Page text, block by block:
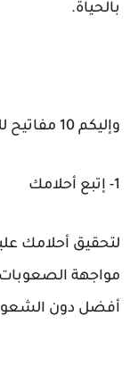
بالحياة.
وإليكم 10 مفاتيح للسعادة
1- إتبع أحلامك
لتحقيق أحلامك
مواجهة
أفضل دون الشعور